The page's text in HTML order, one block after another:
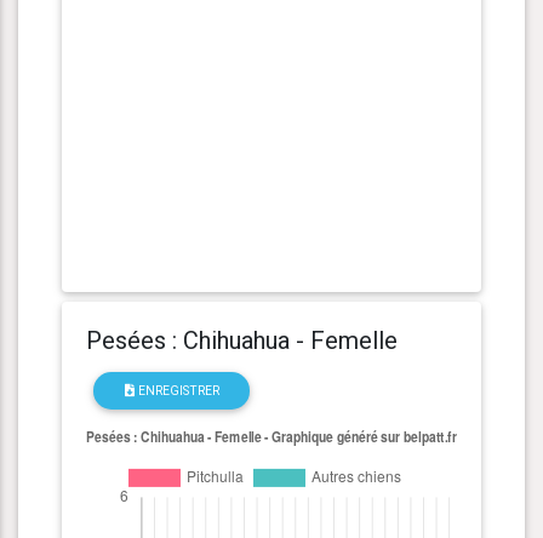
Pesées : Chihuahua - Femelle
ENREGISTRER